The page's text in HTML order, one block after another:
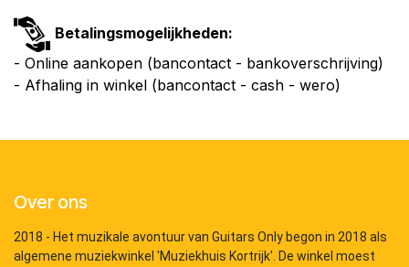
Betalingsmogelijkheden:
- Online aankopen (bancontact - bankoverschrijving)
- Afhaling in winkel (bancontact - cash - wero)
Over ons
2018 - Het muzikale avontuur van Guitars Only begon in 2018 als
algemene muziekwinkel 'Muziekhuis Kortrijk'. De winkel moest